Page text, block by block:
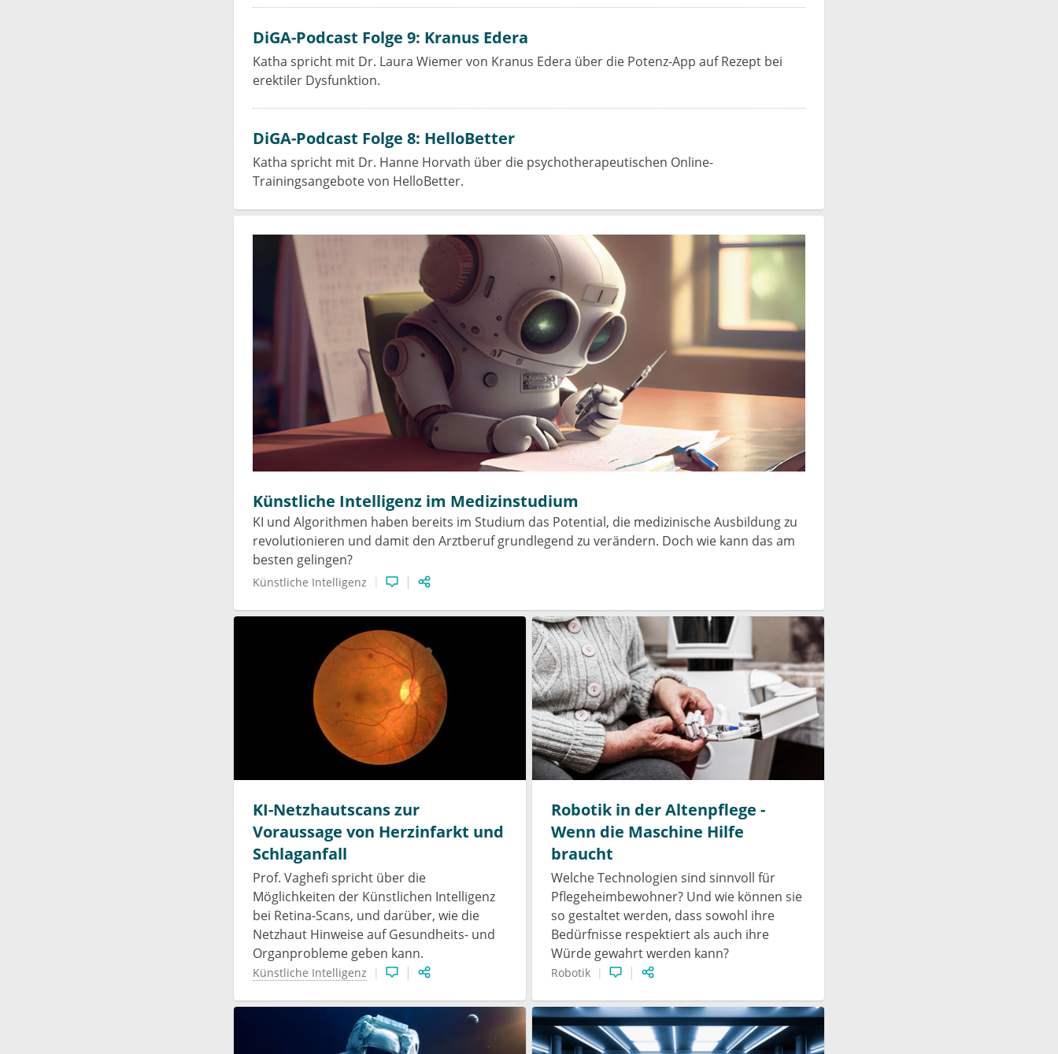
DiGA-Podcast Folge 9: Kranus Edera
Katha spricht mit Dr. Laura Wiemer von Kranus Edera über die Potenz-App auf Rezept bei
erektiler Dysfunktion.
DiGA-Podcast Folge 8: HelloBetter
Katha spricht mit Dr. Hanne Horvath über die psychotherapeutischen Online-
Trainingsangebote von HelloBetter.
Künstliche Intelligenz im Medizinstudium
KI und Algorithmen haben bereits im Studium das Potential, die medizinische Ausbildung zu
revolutionieren und damit den Arztberuf grundlegend zu verändern. Doch wie kann das am
besten gelingen?
Künstliche Intelligenz
KI-Netzhautscans zur
Voraussage von Herzinfarkt und
Schlaganfall
Prof. Vaghefi spricht über die
Möglichkeiten der Künstlichen Intelligenz
bei Retina-Scans, und darüber, wie die
Netzhaut Hinweise auf Gesundheits- und
Organprobleme geben kann.
Künstliche Intelligenz
Robotik in der Altenpflege -
Wenn die Maschine Hilfe
braucht
Welche Technologien sind sinnvoll für
Pflegeheimbewohner? Und wie können sie
so gestaltet werden, dass sowohl ihre
Bedürfnisse respektiert als auch ihre
Würde gewahrt werden kann?
Robotik